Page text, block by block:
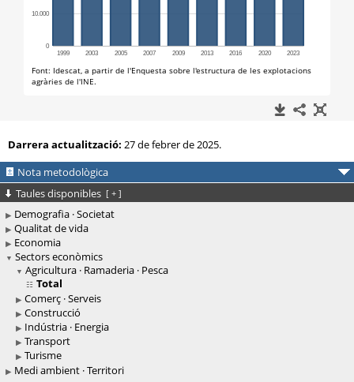
Darrera actualització: 27 de febrer de 2025.
Nota metodològica
Taules disponibles [ + ]
Demografia · Societat
Qualitat de vida
Economia
Sectors econòmics
Agricultura · Ramaderia · Pesca
Total
Comerç · Serveis
Construcció
Indústria · Energia
Transport
Turisme
Medi ambient · Territori